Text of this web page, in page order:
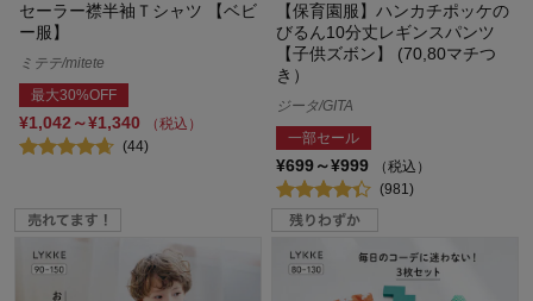
セーラー襟半袖Ｔシャツ 【ベビ
ー服】
ミテテ/mitete
最大30%OFF
¥1,042～¥1,340
（税込）
(44)
【保育園服】ハンカチポッケの
びるん10分丈レギンスパンツ
【子供ズボン】 (70,80マチつ
き）
ジータ/GITA
一部セール
¥699～¥999
（税込）
(981)